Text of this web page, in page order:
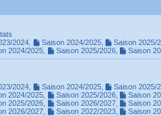
2024, Saison 2024/2025, Saison 2025/
2024/2025, Saison 2025/2026, Saison
2024, Saison 2024/2025, Saison 2025/
2024/2025, Saison 2025/2026, Saison
2025/2026, Saison 2026/2027, Saison
2026/2027, Saison 2022/2023, Saison